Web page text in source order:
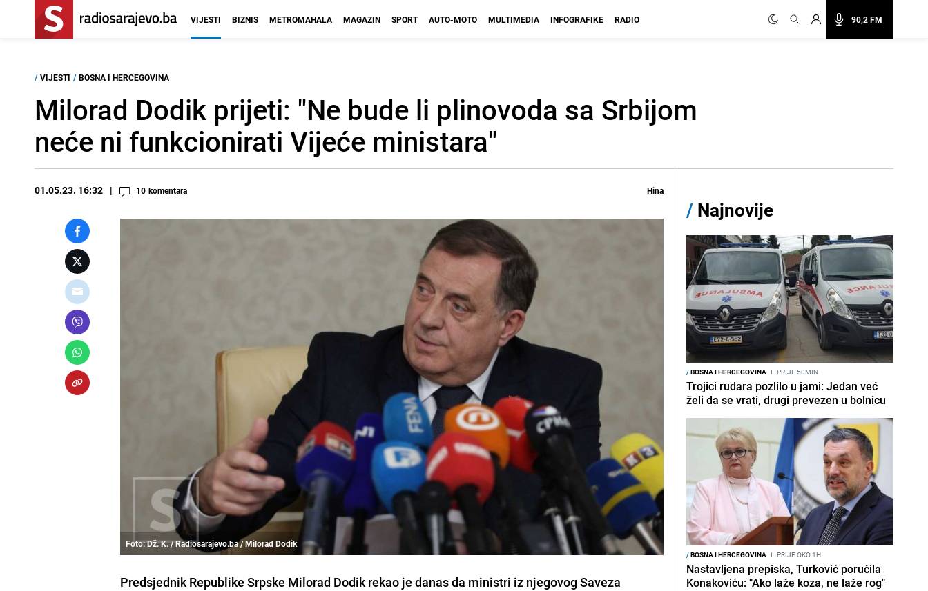
90,2 FM
VIJESTI BIZNIS METROMAHALA MAGAZIN SPORT AUTO-MOTO MULTIMEDIA INFOGRAFIKE RADIO
/ VIJESTI / BOSNA I HERCEGOVINA
Milorad Dodik prijeti: "Ne bude li plinovoda sa Srbijom
neće ni funkcionirati Vijeće ministara"
01.05.23. 16:32 10 komentara Hina
Foto: Dž. K. / Radiosarajevo.ba / Milorad Dodik
Predsjednik Republike Srpske Milorad Dodik rekao je danas da ministri iz njegovog Saveza
/ Najnovije
/BOSNA I HERCEGOVINA I PRIJE 50MIN
Trojici rudara pozlilo u jami: Jedan već
želi da se vrati, drugi prevezen u bolnicu
/BOSNA I HERCEGOVINA I PRIJE OKO 1H
Nastavljena prepiska, Turković poručila
Konakoviću: "Ako laže koza, ne laže rog"